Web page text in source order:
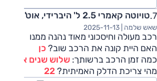
טויוטה קאמרי 2.5 ל' היברידי, אוט', XLE, 2018
שאש שלמה | 2025-11-13
רכב מעולה וחיסכוני מאוד נהנה ממנו
האם היית קונה את הרכב שוב? כן
כמה זמן הרכב ברשותך: שלוש שנים או יותר
מהי צריכת הדלק האמיתית?22